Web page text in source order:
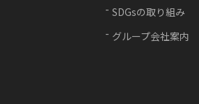
SDGsの取り組み
グループ会社案内